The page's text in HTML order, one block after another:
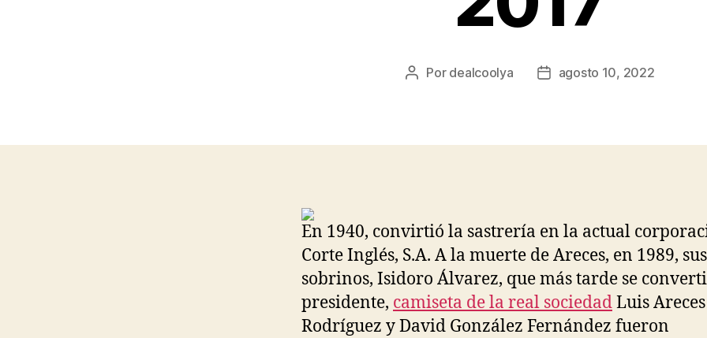
Autor
Por dealcoolya
Fechaagosto 10, 2022
En 1940, convirtió la sastrería en la actual
Corte Inglés, S.A. A la muerte de Areces, en 1989, sus
sobrinos, Isidoro Álvarez, que más tarde se
presidente, camiseta de la real sociedadLuis Areces
Rodríguez y David González Fernández fueron